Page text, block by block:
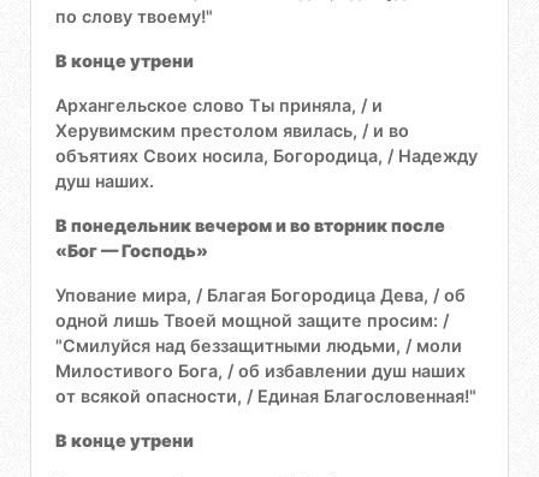
по слову твоему!"
В конце утрени
Архангельское слово Ты приняла, / и
Херувимским престолом явилась, / и во
объятиях Своих носила, Богородица, / Надежду
душ наших.
В понедельник вечером и во вторник после
«Бог — Господь»
Упование мира, / Благая Богородица Дева, / об
одной лишь Твоей мощной защите просим: /
"Смилуйся над беззащитными людьми, / моли
Милостивого Бога, / об избавлении душ наших
от всякой опасности, / Единая Благословенная!"
В конце утрени